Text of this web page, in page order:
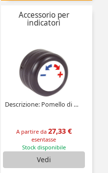
Accessorio per
indicatori
Descrizione: Pomello di manovra
A partire da 27,33 €
esentasse
Stock disponibile
Vedi